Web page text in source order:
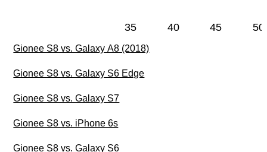
35 40 45 50
Gionee S8 vs. Galaxy A8 (2018)
Gionee S8 vs. Galaxy S6 Edge
Gionee S8 vs. Galaxy S7
Gionee S8 vs. iPhone 6s
Gionee S8 vs. Galaxy S6